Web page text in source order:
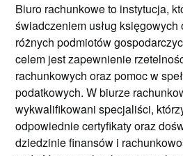
Biuro rachunkowe to instytucja,
świadczeniem usług
różnych podmiotów
celem jest zapewnienie
rachunkowych oraz pomoc w
podatkowych. W biurze
wykwalifikowani specjaliści,
odpowiednie certyfikaty oraz
dziedzinie finansów i